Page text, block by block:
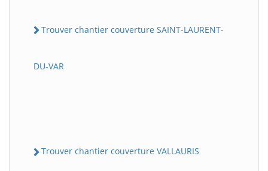
Trouver chantier couverture SAINT-LAURENT-
DU-VAR
Trouver chantier couverture VALLAURIS